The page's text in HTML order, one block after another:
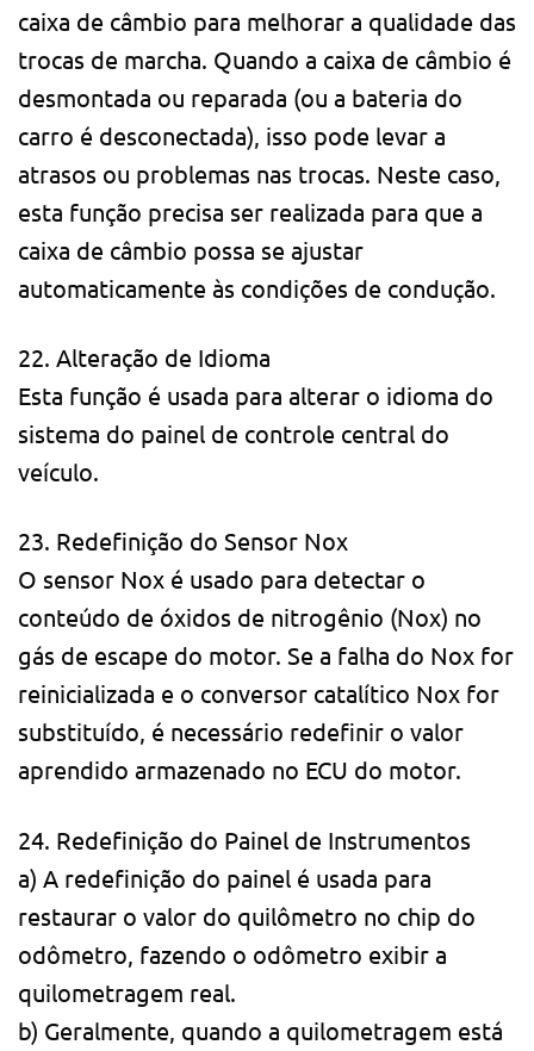
caixa de câmbio para melhorar a qualidade das
trocas de marcha. Quando a caixa de câmbio é
desmontada ou reparada (ou a bateria do
carro é desconectada), isso pode levar a
atrasos ou problemas nas trocas. Neste caso,
esta função precisa ser realizada para que a
caixa de câmbio possa se ajustar
automaticamente às condições de condução.
22. Alteração de Idioma
Esta função é usada para alterar o idioma do
sistema do painel de controle central do
veículo.
23. Redefinição do Sensor Nox
O sensor Nox é usado para detectar o
conteúdo de óxidos de nitrogênio (Nox) no
gás de escape do motor. Se a falha do Nox for
reinicializada e o conversor catalítico Nox for
substituído, é necessário redefinir o valor
aprendido armazenado no ECU do motor.
24. Redefinição do Painel de Instrumentos
a) A redefinição do painel é usada para
restaurar o valor do quilômetro no chip do
odômetro, fazendo o odômetro exibir a
quilometragem real.
b) Geralmente, quando a quilometragem está